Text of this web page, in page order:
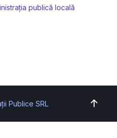
publică locală
Publice SRL